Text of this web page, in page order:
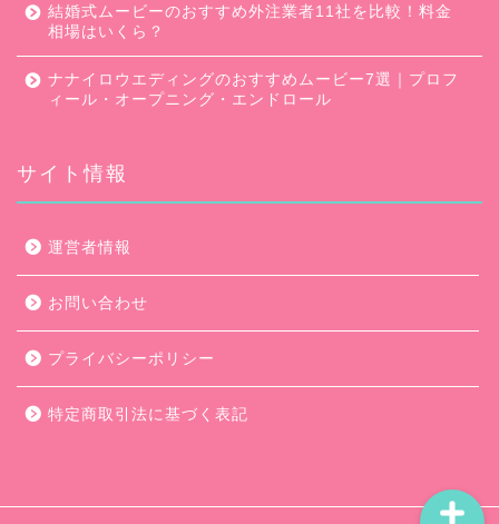
結婚式ムービーのおすすめ外注業者11社を比較！料金
相場はいくら？
ナナイロウエディングのおすすめムービー7選｜プロフ
ィール・オープニング・エンドロール
サイト情報
運営者情報
お問い合わせ
プライバシーポリシー
特定商取引法に基づく表記ムービー制作のコツ